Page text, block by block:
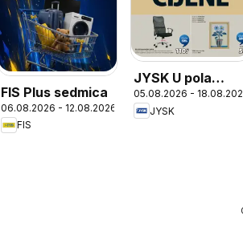
FIS Plus sedmica
06.08.2026 - 12.08.2026
FIS
JYSK U pola
cijene
05.08.2026 -
JYSK